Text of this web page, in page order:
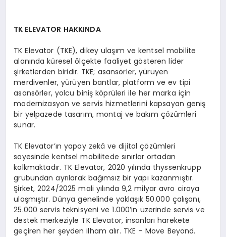
TK ELEVATOR HAKKINDA
TK Elevator (TKE), dikey ulaşım ve kentsel mobilite
alanında küresel ölçekte faaliyet gösteren lider
şirketlerden biridir. TKE; asansörler, yürüyen
merdivenler, yürüyen bantlar, platform ve ev tipi
asansörler, yolcu biniş köprüleri ile her marka için
modernizasyon ve servis hizmetlerini kapsayan geniş
bir yelpazede tasarım, montaj ve bakım çözümleri
sunar.
TK Elevator’ın yapay zekâ ve dijital çözümleri
sayesinde kentsel mobilitede sınırlar ortadan
kalkmaktadır. TK Elevator, 2020 yılında thyssenkrupp
grubundan ayrılarak bağımsız bir yapı kazanmıştır.
Şirket, 2024/2025 mali yılında 9,2 milyar avro ciroya
ulaşmıştır. Dünya genelinde yaklaşık 50.000 çalışanı,
25.000 servis teknisyeni ve 1.000’in üzerinde servis ve
destek merkeziyle TK Elevator, insanları harekete
geçiren her şeyden ilham alır. TKE – Move Beyond.